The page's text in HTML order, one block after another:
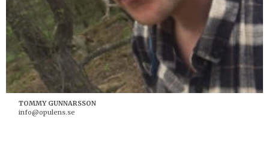
TOMMY GUNNARSSON
info@opulens.se